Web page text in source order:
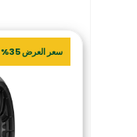
سعر العرض 35%